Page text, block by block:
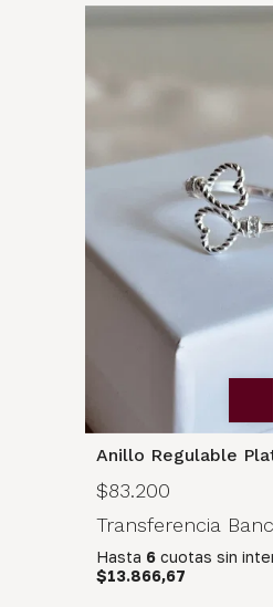
Anillo Regulable
$83.200
Transferencia
Hasta 6 cuotas sin
$13.866,67